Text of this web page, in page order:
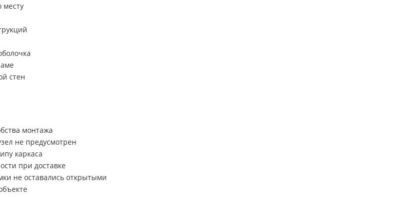
месту
стен
монтажа
не предусмотрен
каркаса
при доставке
не оставались открытыми